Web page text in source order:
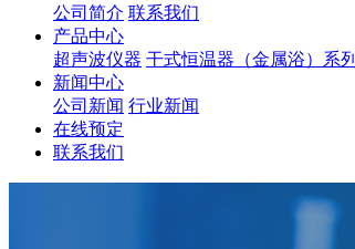
公司简介 联系我们
产品中心
超声波仪器 干式恒温器（金属浴）系列
新闻中心
公司新闻 行业新闻
在线预定
联系我们